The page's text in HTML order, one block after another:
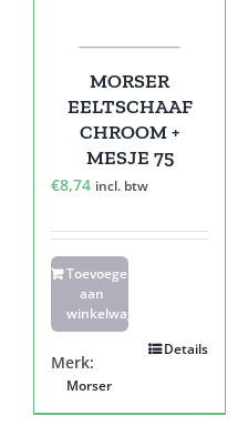
MORSER
EELTSCHAAF
CHROOM +
MESJE 75
€8,74 incl. btw
Toevoegen
aan
winkelwagen
Details
Merk:
Morser